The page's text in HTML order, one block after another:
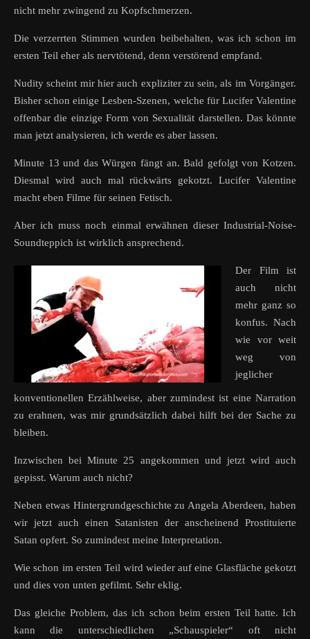
nicht mehr zwingend zu Kopfschmerzen.
Die verzerrten Stimmen wurden beibehalten, was ich schon im
ersten Teil eher als nervtötend, denn verstörend empfand.
Nudity scheint mir hier auch expliziter zu sein, als im Vorgänger.
Bisher schon einige Lesben-Szenen, welche für Lucifer Valentine
offenbar die einzige Form von Sexualität darstellen. Das könnte
man jetzt analysieren, ich werde es aber lassen.
Minute 13 und das Würgen fängt an. Bald gefolgt von Kotzen.
Diesmal wird auch mal rückwärts gekotzt. Lucifer Valentine
macht eben Filme für seinen Fetisch.
Aber ich muss noch einmal erwähnen dieser Industrial-Noise-
Soundteppich ist wirklich ansprechend.
Der Film ist
auch nicht
mehr ganz so
konfus. Nach
wie vor weit
weg von
jeglicher
konventionellen Erzählweise, aber zumindest ist eine Narration
zu erahnen, was mir grundsätzlich dabei hilft bei der Sache zu
bleiben.
Inzwischen bei Minute 25 angekommen und jetzt wird auch
gepisst. Warum auch nicht?
Neben etwas Hintergrundgeschichte zu Angela Aberdeen, haben
wir jetzt auch einen Satanisten der anscheinend Prostituierte
Satan opfert. So zumindest meine Interpretation.
Wie schon im ersten Teil wird wieder auf eine Glasfläche gekotzt
und dies von unten gefilmt. Sehr eklig.
Das gleiche Problem, das ich schon beim ersten Teil hatte. Ich
kann die unterschiedlichen „Schauspieler“ oft nicht